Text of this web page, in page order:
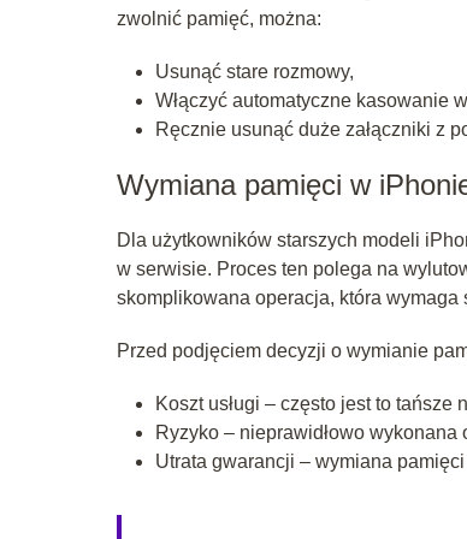
zwolnić pamięć, można:
Usunąć stare rozmowy,
Włączyć automatyczne kasowanie
Ręcznie usunąć duże załączniki z
Wymiana pamięci w
Dla użytkowników starszych modeli
w serwisie. Proces ten polega na
skomplikowana operacja, która
Przed podjęciem decyzji o wymianie
Koszt usługi – często jest to tańsze
Ryzyko – nieprawidłowo
Utrata gwarancji – wymiana